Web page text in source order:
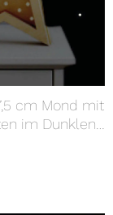
cm Mond mit
im Dunklen